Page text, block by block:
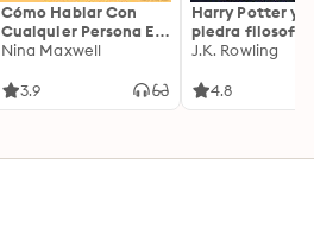
Cómo Hablar Con
Cualquier Persona En
Cualquier Lugar Y En
Nina Maxwell
3.9
Harry Potter y
piedra filosofal
J.K. Rowling
4.8